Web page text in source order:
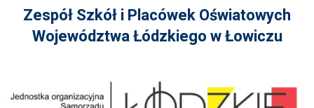
Zespół Szkół i Placówek Oświatowych
Województwa Łódzkiego w Łowiczu